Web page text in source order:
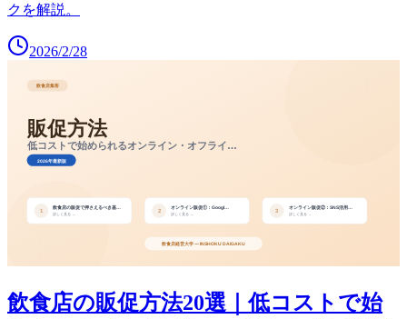
クを解説。
2026/2/28
飲食店の販促方法20選｜低コストで始